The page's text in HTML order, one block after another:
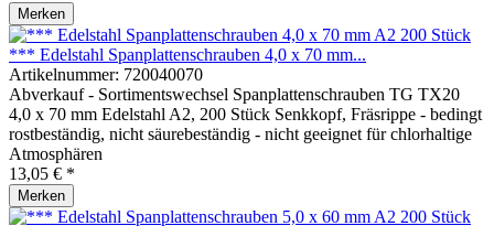
Merken
*** Edelstahl Spanplattenschrauben 4,0 x 70 mm...
Artikelnummer: 720040070
Abverkauf - Sortimentswechsel Spanplattenschrauben TG TX20
4,0 x 70 mm Edelstahl A2, 200 Stück Senkkopf, Fräsrippe - bedingt
rostbeständig, nicht säurebeständig - nicht geeignet für chlorhaltige
Atmosphären
13,05 € *
Merken